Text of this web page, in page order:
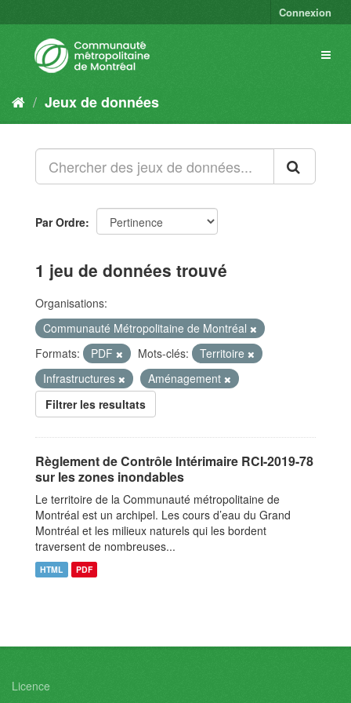
Connexion
Jeux de données
Par Ordre
1 jeu de données trouvé
Organisations:
Communauté Métropolitaine de Montréal
Formats:
PDF Mots-clés:
Territoire
Infrastructures
Aménagement
Filtrer les resultats
Règlement de Contrôle Intérimaire RCI-2019-78
sur les zones inondables
Le territoire de la Communauté métropolitaine de
Montréal est un archipel. Les cours d’eau du Grand
Montréal et les milieux naturels qui les bordent
traversent de nombreuses...
HTML PDF
Licence